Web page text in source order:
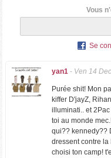
Vous
Se
yan1- Ven 14
Purée shit! Mon
kiffer D'jayZ,
illuminati.. et
toi au monde
qui?? kennedy??
dressent contre la
choisi ton camp!